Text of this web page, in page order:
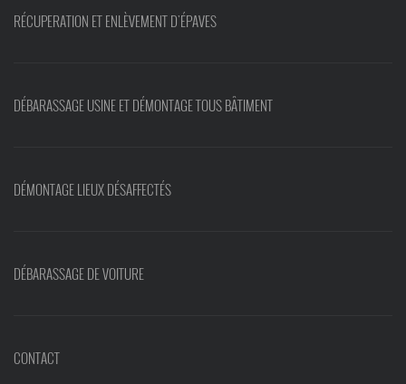
RÉCUPERATION ET ENLÈVEMENT D'ÉPAVES
DÉBARASSAGE USINE ET DÉMONTAGE TOUS BÂTIMENT
DÉMONTAGE LIEUX DÉSAFFECTÉS
DÉBARASSAGE DE VOITURE
CONTACT